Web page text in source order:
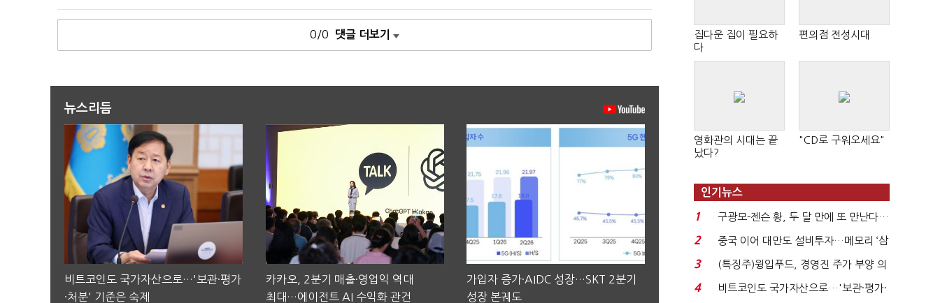
0/0 댓글 더보기
뉴스리듬
비트코인도 국가자산으로…'보관·평가
·처분' 기준은 숙제
카카오, 2분기 매출·영업익 역대
최대…에이전트 AI 수익화 관건
가입자 증가·AIDC 성장…SKT 2분기
성장 본궤도
집다운 집이 필요하
다
편의점 전성시대
영화관의 시대는 끝
났다?
"CD로 구워오세요"
인기뉴스
1
구광모-젠슨 황, 두 달 만에 또 만난다…
로봇·AI 등 논...
2
중국 이어 대만도 설비투자…메모리 ‘삼
국전쟁’
3
(특징주)윙입푸드, 경영진 주가 부양 의
지에 상한가...
4
비트코인도 국가자산으로…'보관·평가·